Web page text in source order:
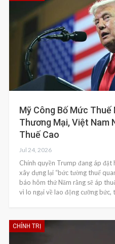
Mỹ Công Bố Mức
Thương Mại, Việt Nam
Thuế Cao
Jul 24, 2026
Chính quyền Trump đang áp đặt
xây dựng lại “bức tường thuế
báo hôm thứ Năm rằng sẽ áp
vì lo ngại về lao động cưỡng
CHÍNH TRỊ